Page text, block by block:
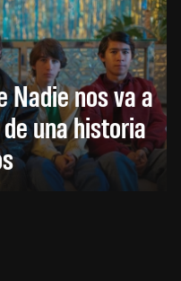
Nadie nos va a
una historia